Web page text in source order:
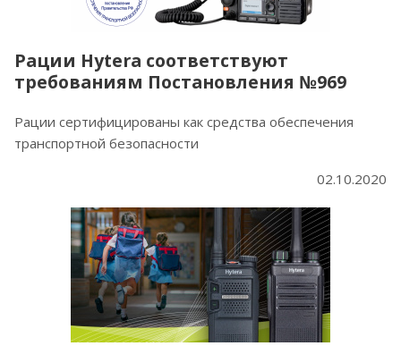
Рации Hytera соответствуют
требованиям Постановления №969
Рации сертифицированы как средства обеспечения
транспортной безопасности
02.10.2020